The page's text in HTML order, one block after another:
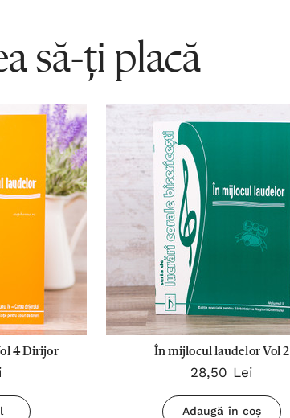
să-ți placă
4 Dirijor În mijlocul laudelor Vol 2
28,50 Lei
Adaugă în coș